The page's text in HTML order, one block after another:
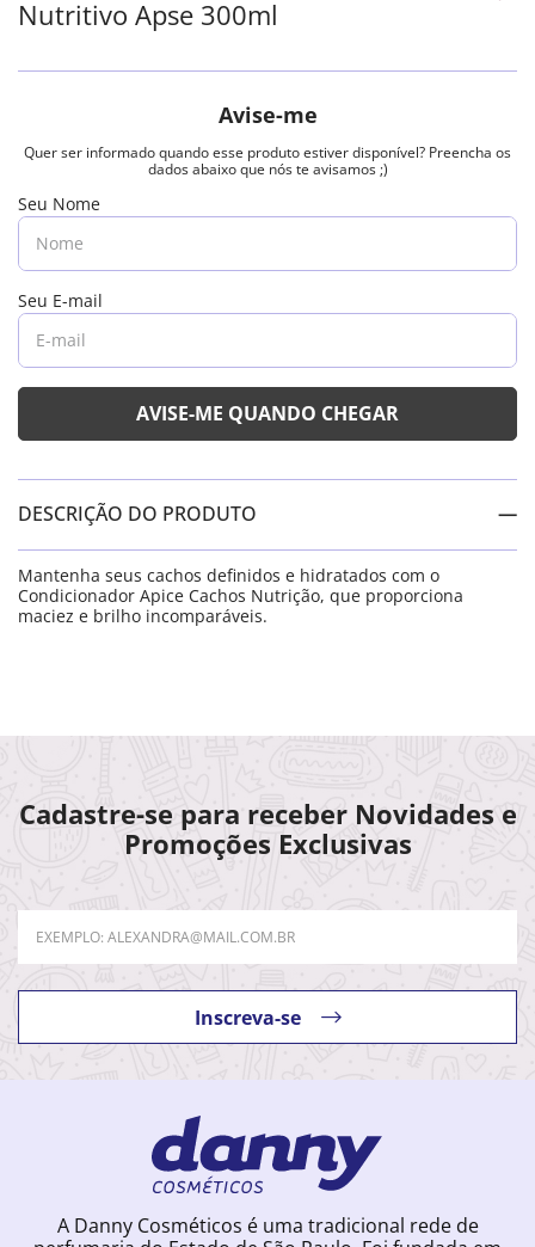
Nutritivo Apse 300ml
DESCRIÇÃO DO PRODUTO
Mantenha seus cachos definidos e hidratados com o
Condicionador Apice Cachos Nutrição, que proporciona
maciez e brilho incomparáveis.
Cadastre-se para receber Novidades e
Promoções Exclusivas
Inscreva-se
A Danny Cosméticos é uma tradicional rede de